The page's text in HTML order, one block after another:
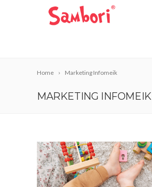
Home Marketing Infomeik
MARKETING INFOMEIK